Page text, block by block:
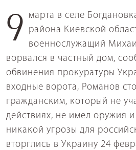
9 марта в селе Богдановка Броварского
района Киевской
военнослужащий
ворвался в частный дом,
обвинения прокуратуры
входные ворота, Романов
гражданским, который не
действиях, не имел оружия
никакой угрозы для
вторглись в Украину 24